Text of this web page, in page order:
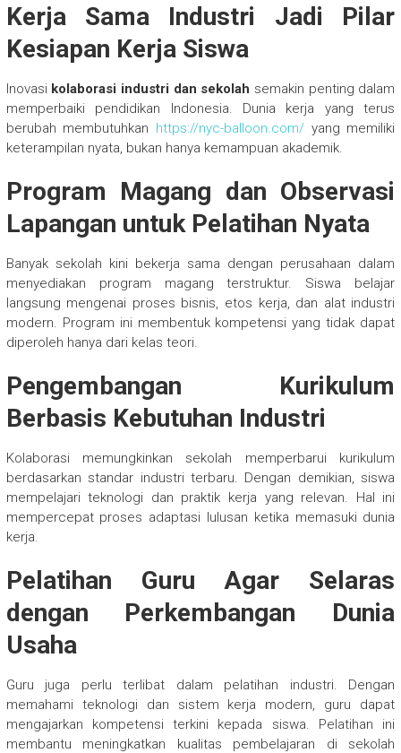
Kerja Sama Industri Jadi Pilar
Kesiapan Kerja Siswa
Inovasi kolaborasi industri dan sekolah semakin penting dalam
memperbaiki pendidikan Indonesia. Dunia kerja yang terus
berubah membutuhkan https://nyc-balloon.com/ yang memiliki
keterampilan nyata, bukan hanya kemampuan akademik.
Program Magang dan Observasi
Lapangan untuk Pelatihan Nyata
Banyak sekolah kini bekerja sama dengan perusahaan dalam
menyediakan program magang terstruktur. Siswa belajar
langsung mengenai proses bisnis, etos kerja, dan alat industri
modern. Program ini membentuk kompetensi yang tidak dapat
diperoleh hanya dari kelas teori.
Pengembangan Kurikulum
Berbasis Kebutuhan Industri
Kolaborasi memungkinkan sekolah memperbarui kurikulum
berdasarkan standar industri terbaru. Dengan demikian, siswa
mempelajari teknologi dan praktik kerja yang relevan. Hal ini
mempercepat proses adaptasi lulusan ketika memasuki dunia
kerja.
Pelatihan Guru Agar Selaras
dengan Perkembangan Dunia
Usaha
Guru juga perlu terlibat dalam pelatihan industri. Dengan
memahami teknologi dan sistem kerja modern, guru dapat
mengajarkan kompetensi terkini kepada siswa. Pelatihan ini
membantu meningkatkan kualitas pembelajaran di sekolah